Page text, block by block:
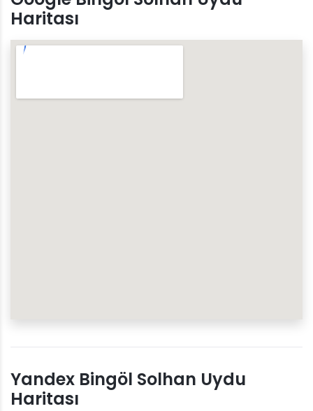
Haritası
Yandex Bingöl Solhan Uydu
Haritası